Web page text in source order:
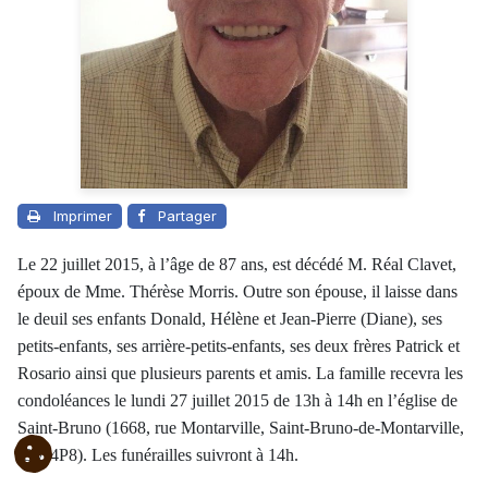
Imprimer Partager
Le 22 juillet 2015, à l’âge de 87 ans, est décédé M. Réal Clavet,
époux de Mme. Thérèse Morris. Outre son épouse, il laisse dans
le deuil ses enfants Donald, Hélène et Jean-Pierre (Diane), ses
petits-enfants, ses arrière-petits-enfants, ses deux frères Patrick et
Rosario ainsi que plusieurs parents et amis. La famille recevra les
condoléances le lundi 27 juillet 2015 de 13h à 14h en l’église de
Saint-Bruno (1668, rue Montarville, Saint-Bruno-de-Montarville,
J3V 4P8). Les funérailles suivront à 14h.